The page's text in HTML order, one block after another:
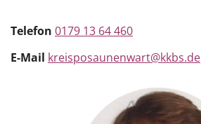
Telefon 0179 13 64 460
E-Mail kreisposaunenwart@kkbs.de